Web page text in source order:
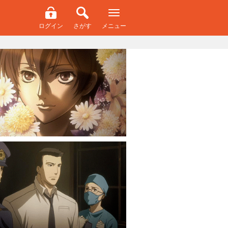
ログイン さがす メニュー